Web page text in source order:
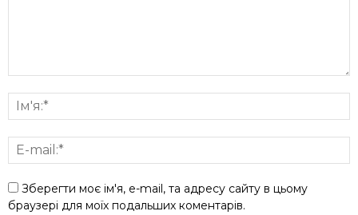
Зберегти моє ім'я, e-mail, та адресу сайту в цьому
браузері для моїх подальших коментарів.